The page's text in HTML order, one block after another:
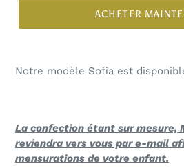
ACHETER
Notre modèle Sofia est
La confection étant sur mesure,
reviendra vers vous par e-mail
mensurations de votre enfant.